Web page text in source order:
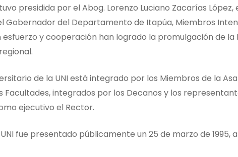
presidida por el Abog. Lorenzo Luciano Zacarías
del Departamento de Itapúa, Miembros
esfuerzo y cooperación han logrado la promulgación de
de la UNI está integrado por los Miembros de la
Facultades, integrados por los Decanos y los
ejecutivo el Rector.
fue presentado públicamente un 25 de marzo de